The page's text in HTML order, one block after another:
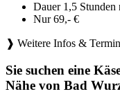
Dauer 1,5 Stunden
Nur 69,- €
❱ Weitere Infos &
Sie suchen eine
Nähe von Bad